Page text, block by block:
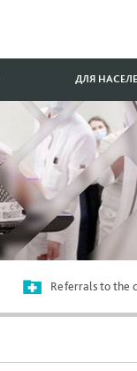
ДЛЯ
Referrals to the